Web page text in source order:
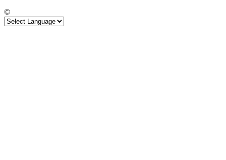
©